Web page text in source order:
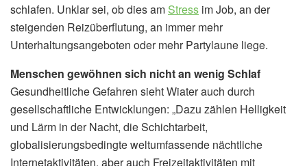
schlafen. Unklar sei, ob dies am Stress im Job, an der
steigenden Reizüberflutung, an immer mehr
Unterhaltungsangeboten oder mehr Partylaune liege.
Menschen gewöhnen sich nicht an wenig Schlaf
Gesundheitliche Gefahren sieht Wiater auch durch
gesellschaftliche Entwicklungen: „Dazu zählen Helligkeit
und Lärm in der Nacht, die Schichtarbeit,
globalisierungsbedingte weltumfassende nächtliche
Internetaktivitäten, aber auch Freizeitaktivitäten mit